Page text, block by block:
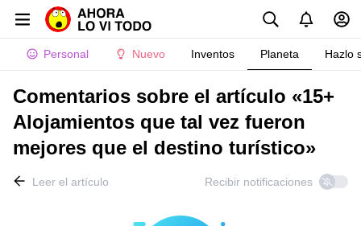
Personal Nuevo Inventos Planeta Hazlo
Comentarios sobre el artículo «15+
Alojamientos que tal vez fueron
mejores que el destino turístico»
Leer el artículo Recibir notificaciones